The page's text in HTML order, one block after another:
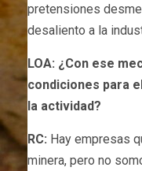
pretensiones
desaliento a la
LOA: ¿Con ese
condiciones para
la actividad?
RC: Hay empresas
minera, pero no